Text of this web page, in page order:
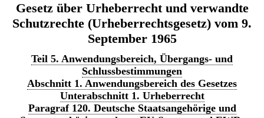
Gesetz über Urheberrecht und verwandte
Schutzrechte (Urheberrechtsgesetz) vom 9.
September 1965
Teil 5. Anwendungsbereich, Übergangs- und
Schlussbestimmungen
Abschnitt 1. Anwendungsbereich des Gesetzes
Unterabschnitt 1. Urheberrecht
Paragraf 120. Deutsche Staatsangehörige und